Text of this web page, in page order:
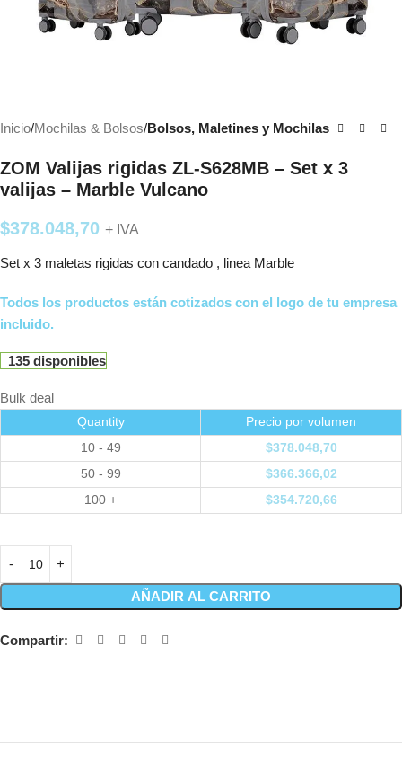
Inicio Mochilas & Bolsos Bolsos, Maletines y Mochilas
ZOM Valijas rigidas ZL-S628MB – Set x 3
valijas – Marble Vulcano
$378.048,70 + IVA
Set x 3 maletas rigidas con candado , linea Marble
Todos los productos están cotizados con el logo de tu empresa
incluido.
135 disponibles
Bulk deal
Quantity
Precio por volumen
10 - 49
$378.048,70
50 - 99
$366.366,02
100 +
$354.720,66
AÑADIR AL CARRITO
Compartir: